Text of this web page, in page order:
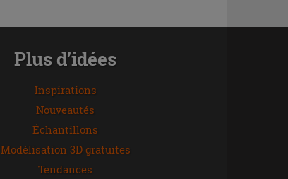
Plus d’idées
Inspirations
Nouveautés
Échantillons
Modélisation 3D gratuites
Tendances